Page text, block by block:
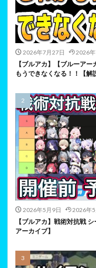
2026年7月27日 2026
【ブルアカ】【ブルーア
もうできなくなる！！【解
2026年5月9日 2026年
【ブルアカ】戦術対抗戦
アーカイブ】